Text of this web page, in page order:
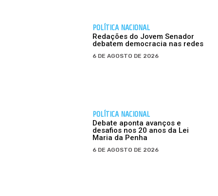
POLÍTICA NACIONAL
Redações do Jovem Senador
debatem democracia nas redes
6 DE AGOSTO DE 2026
POLÍTICA NACIONAL
Debate aponta avanços e
desafios nos 20 anos da Lei
Maria da Penha
6 DE AGOSTO DE 2026